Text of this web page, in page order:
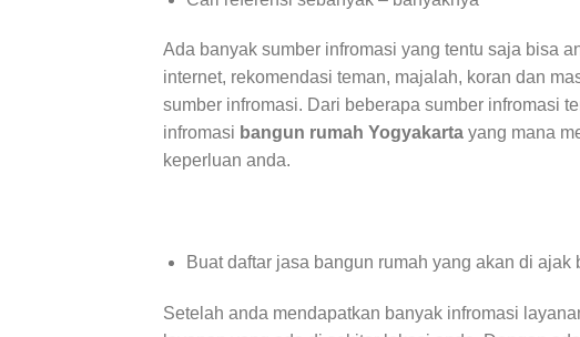
Ada banyak sumber infromasi yang tentu saja bisa
internet, rekomendasi teman, majalah, koran dan
sumber infromasi. Dari beberapa sumber infromasi
infromasi bangun rumah Yogyakarta yang mana
keperluan anda.
Buat daftar jasa bangun rumah yang akan di ajak
Setelah anda mendapatkan banyak infromasi